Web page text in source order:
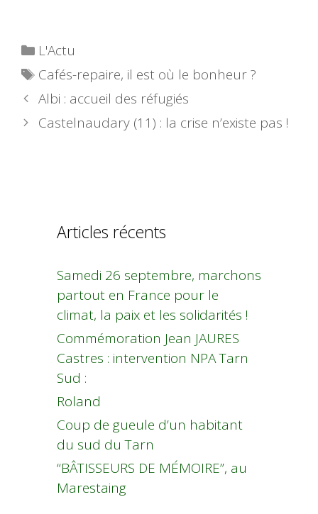
Catégories
L'Actu
Étiquettes
Cafés-repaire, il est où le bonheur ?
Albi : accueil des réfugiés
Castelnaudary (11) : la crise n’existe pas !
Articles récents
Samedi 26 septembre, marchons
partout en France pour le
climat, la paix et les solidarités !
Commémoration Jean JAURES
Castres : intervention NPA Tarn
Sud :
Roland
Coup de gueule d’un habitant
du sud du Tarn
“BÂTISSEURS DE MÉMOIRE”, au
Marestaing